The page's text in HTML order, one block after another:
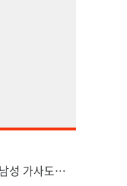
사라진 엄마 유품…당근서 구한 남성 가사도우미가 범인이었다